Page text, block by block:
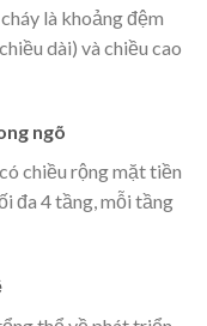
là khoảng đệm
dài) và chiều cao
ngõ
chiều rộng mặt tiền
đa 4 tầng, mỗi tầng